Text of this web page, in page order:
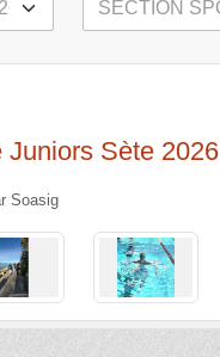
Juniors Sète 2026
Soasig